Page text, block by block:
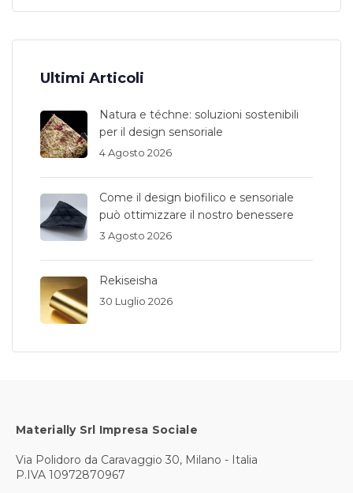
Ultimi Articoli
Natura e téchne: soluzioni sostenibili
per il design sensoriale
4 Agosto 2026
Come il design biofilico e sensoriale
può ottimizzare il nostro benessere
3 Agosto 2026
Rekiseisha
30 Luglio 2026
Materially Srl Impresa Sociale
Via Polidoro da Caravaggio 30, Milano - Italia
P.IVA 10972870967